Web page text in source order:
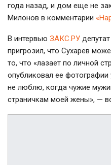
года назад, и дом еще не
Милонов в комментарии
В интервью ЗАКС.РУ
пригрозил, что Сухарев
то, что «лазает по личной
опубликовал ее фотографии
не люблю, когда чужие
страничкам моей жены», —